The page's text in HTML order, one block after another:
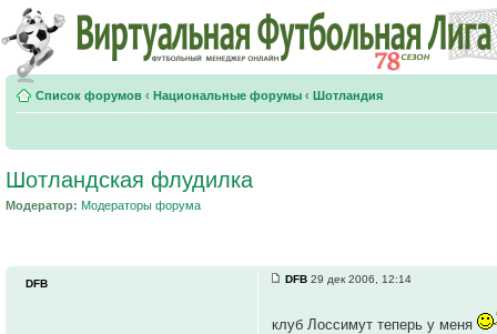
Список форумов ‹ Национальные форумы ‹ Шотландия
Шотландская флудилка
Модератор: Модераторы форума
DFB 29 дек 2006, 12:14
клуб Лоссимут теперь у меня
DFB